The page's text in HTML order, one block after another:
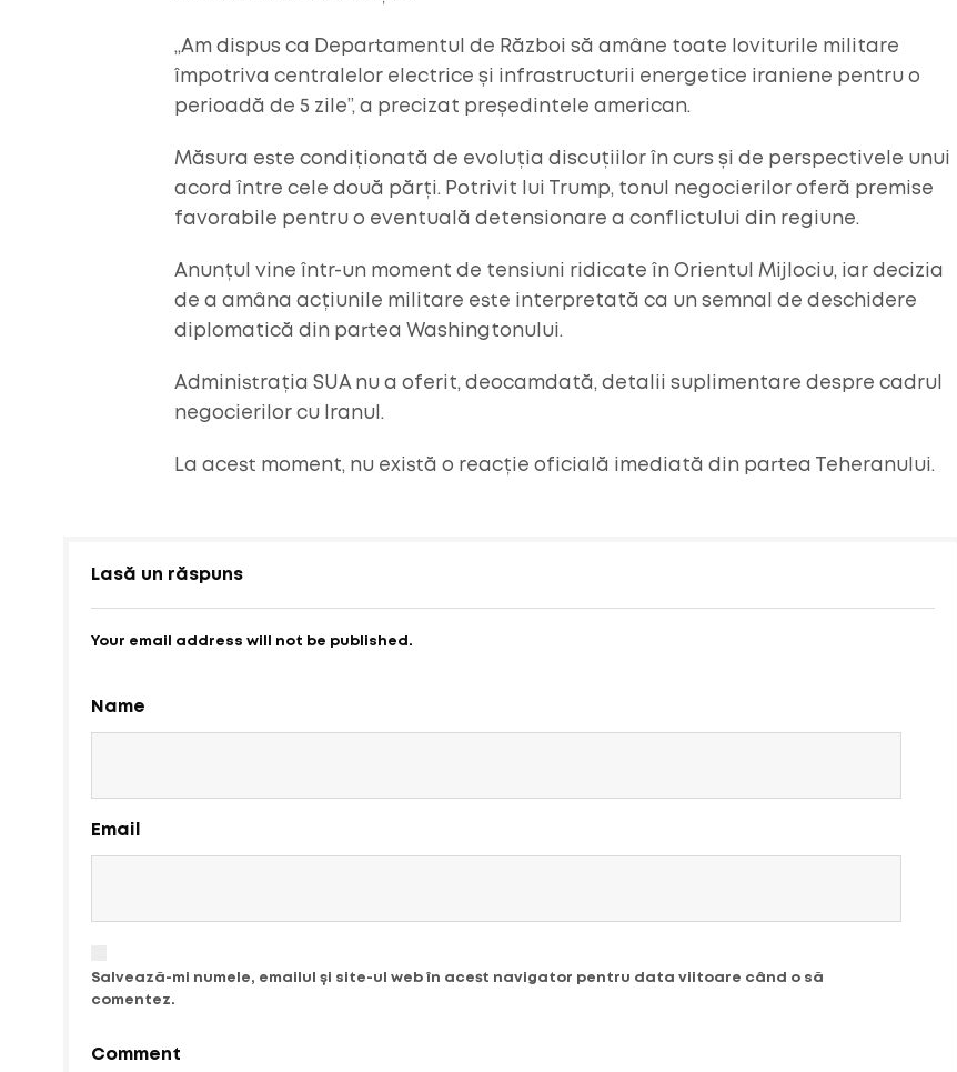
„Am dispus ca Departamentul de Război să amâne toate loviturile militare
împotriva centralelor electrice și infrastructurii energetice iraniene pentru o
perioadă de 5 zile”, a precizat președintele american.
Măsura este condiționată de evoluția discuțiilor în curs și de perspectivele unui
acord între cele două părți. Potrivit lui Trump, tonul negocierilor oferă premise
favorabile pentru o eventuală detensionare a conflictului din regiune.
Anunțul vine într-un moment de tensiuni ridicate în Orientul Mijlociu, iar decizia
de a amâna acțiunile militare este interpretată ca un semnal de deschidere
diplomatică din partea Washingtonului.
Administrația SUA nu a oferit, deocamdată, detalii suplimentare despre cadrul
negocierilor cu Iranul.
La acest moment, nu există o reacție oficială imediată din partea Teheranului.
Lasă un răspuns
Your email address will not be published.
Name
Email
Salvează-mi numele, emailul și site-ul web în acest navigator pentru data viitoare când o să
comentez.
Comment